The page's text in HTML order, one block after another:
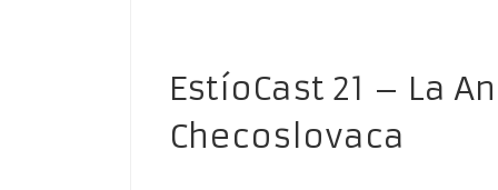
EstíoCast 21 – La
Checoslovaca